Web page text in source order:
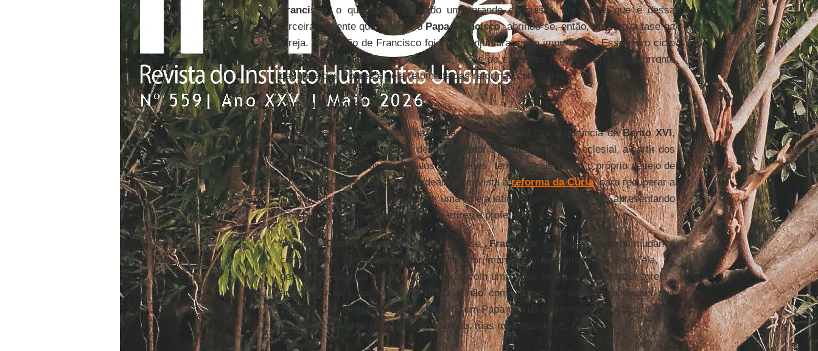
Francisco , o que tem significado uma grande conquista. Ela indica que é dessa
terceira corrente que emerge oPapa Francisco, abrindo-se, então, uma nova fase na
Igreja. "A eleição de Francisco foi uma conjuntura muito importante”. Esse novo ciclo
se caracteriza pela recuperação das forças de correntes renovadoras, pela corrente
da Igreja dos Pobres e pela retomada das reformas conciliares.
Conjuntura papal
Uma série de fatores influiu na eleição papal. Cecília cita a renúncia deBento XVI,
"um gesto profético e inédito, desmistificador do papado”; a crise eclesial, a partir dos
abusos sexuais e dos escândalos financeiros, temas persistentes; o próprio desejo de
mudança manifestado pelos cardeais, com vista àreforma da Cúria, para recuperar a
imagem da Igreja; a existência de uma Igreja latino-americana "adulta”, apresentando
uma pastoral, uma Teologia, seus mártires e profetas.
SegundoCecília, ao perceber essa crise,Francisco
se propôs a uma mudança
contundente, convertendo-se em um "ator mundial importantíssimo”. Para ela, os
gestos do Papa só vieram a corroborar com uma nova forma de ser e fazer Igreja -
apresentar-se como bispo de Roma e não como Papa; ter atitudes modestas nas
viagens; dar acesso às informações. "É um Papa que dá entrevistas”; propagar a ideia
da misericórdia, de um Deus não punitivo, mas misericordioso.